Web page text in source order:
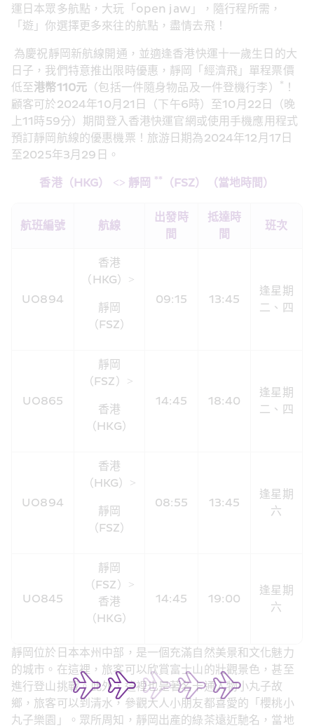
運日本眾多航點，大玩「open jaw」，隨行程所需，
「遊」你選擇更多來往的航點，盡情去飛！
為慶祝靜岡新航線開通，並適逢香港快運十一歲生日的大
日子，我們特意推出限時優惠，靜岡「經濟飛」單程票價
低至港幣110元 （包括一件隨身物品及一件登機行李） * ！
顧客可於2024年10月21日（下午6時）至10月22日（晚
上11時59分）期間登入香港快運官網或使用手機應用程式
預訂靜岡航線的優惠機票！旅游日期為2024年12月17日
至2025年3月29日。
香港（HKG） <> 靜岡 ** （FSZ）（當地時間）
​航班編號 航線
出發時
間
抵達時
間
班次
UO894
香港
（HKG）>
靜岡
（FSZ）
09:15 13:45
逢星期
二、四
UO865
靜岡
（FSZ）>
香港
（HKG）
14:45 18:40
逢星期
二、四
UO894
香港
（HKG）>
靜岡
（FSZ）
08:55 13:45
逢星期
六
UO845
靜岡
（FSZ）>
香港
（HKG）
14:45 19:00
逢星期
六
靜岡位於日本本州中部，是一個充滿自然美景和文化魅力
的城市。在這裡，旅客可以欣賞富士山的壯觀景色，甚至
進行登山挑戰。此外，這裡也是著名卡通人物小丸子故
鄉，旅客可以到清水，參觀大人小朋友都喜愛的「櫻桃小
丸子樂園」。眾所周知，靜岡出產的綠茶遠近馳名，當地